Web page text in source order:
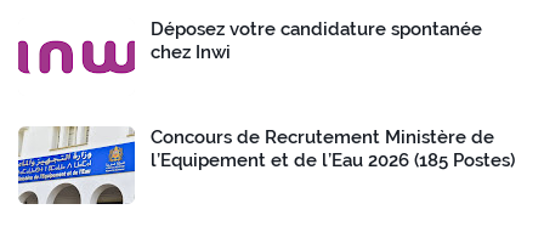
Déposez votre candidature spontanée
chez Inwi
Concours de Recrutement Ministère de
l’Equipement et de l’Eau 2026 (185 Postes)